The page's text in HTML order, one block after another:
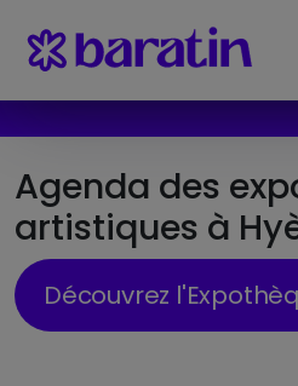
Agenda des
artistiques à
Découvrez